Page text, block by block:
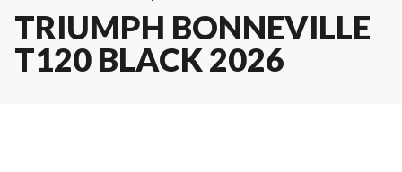
TRIUMPH BONNEVILLE
T120 BLACK 2026